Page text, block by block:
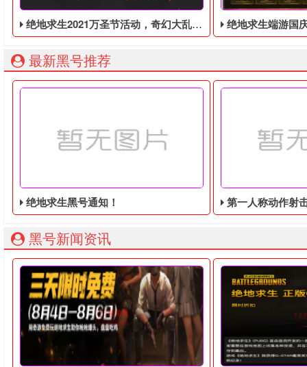
绝地求生2021万圣节活动，奇幻大乱斗回归，还有新皮肤和新地图 绝地求生端游国庆节的终极白嫖活
最新黑号推荐
绝地求生黑号通知！ 第一人称动作射击游戏《绝地
黑号新闻资讯